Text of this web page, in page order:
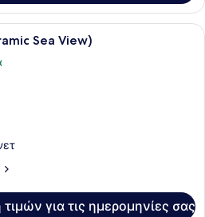
Ένα μπαλκόνι με θέα στη
Sea View)
για τις ημερομηνίες σας